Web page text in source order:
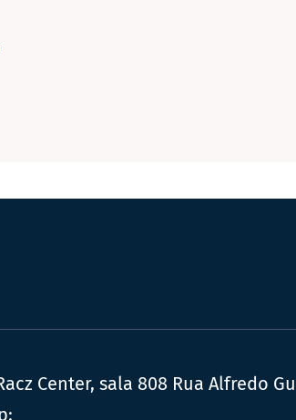
Center, sala 808 Rua Alfredo